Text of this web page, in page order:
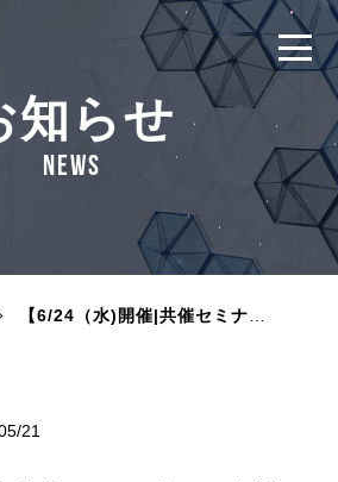
知らせ
NEWS
【6/24（水)開催|共催セミナー】その素材の“次の価値”をどう見つけ、どう検証するか〜AI論文探索で拓く「機能性拡張」の仮説と、ヒト試験につなげる実装戦略〜
21